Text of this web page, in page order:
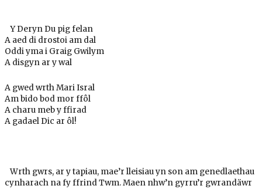
Y Deryn Du pig felan
A aed di drostoi am dal
Oddi yma i Graig Gwilym
A disgyn ar y wal
A gwed wrth Mari Isral
Am bido bod mor ffôl
A charu meb y ffirad
A gadael Dic ar ôl!
Wrth gwrs, ar y tapiau, mae’r lleisiau yn son am genedlaethau
cynharach na fy ffrind Twm. Maen nhw’n gyrru’r gwrandäwr